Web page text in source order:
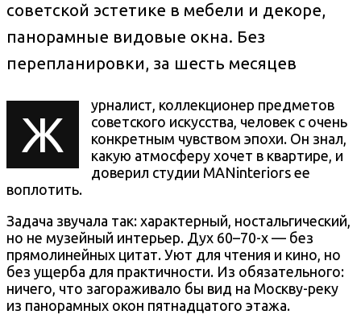
советской эстетике в мебели и декоре,
панорамные видовые окна. Без
перепланировки, за шесть месяцев
Ж
урналист, коллекционер предметов
советского искусства, человек с очень
конкретным чувством эпохи. Он знал,
какую атмосферу хочет в квартире, и
доверил студии MANinteriors ее
воплотить.
Задача звучала так: характерный, ностальгический,
но не музейный интерьер. Дух 60–70-х — без
прямолинейных цитат. Уют для чтения и кино, но
без ущерба для практичности. Из обязательного:
ничего, что загораживало бы вид на Москву-реку
из панорамных окон пятнадцатого этажа.